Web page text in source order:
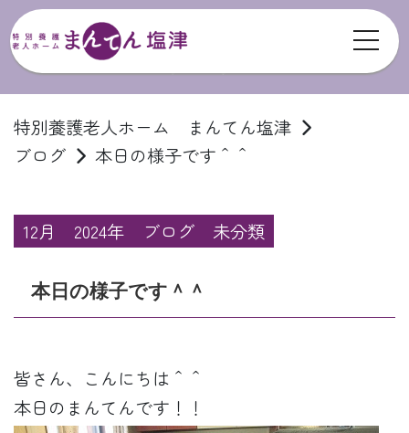
特別養護老人ホーム まんてん塩津
ブログ
本日の様子です＾＾
12月 2024年 ブログ 未分類
本日の様子です＾＾
皆さん、こんにちは＾＾
本日のまんてんです！！